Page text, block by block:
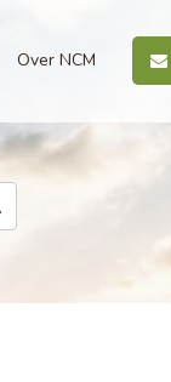
Over NCM